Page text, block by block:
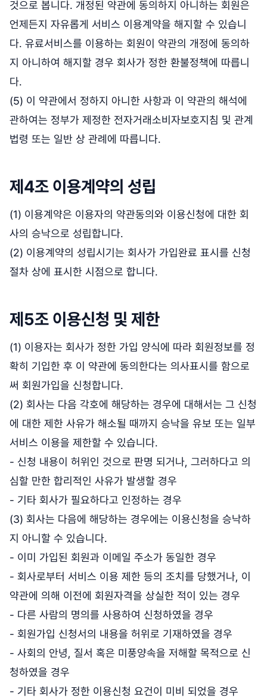
것으로 봅니다. 개정된 약관에 동의하지 아니하는 회원은
언제든지 자유롭게 서비스 이용계약을 해지할 수 있습니
다. 유료서비스를 이용하는 회원이 약관의 개정에 동의하
지 아니하여 해지할 경우 회사가 정한 환불정책에 따릅니
다.
(5) 이 약관에서 정하지 아니한 사항과 이 약관의 해석에
관하여는 정부가 제정한 전자거래소비자보호지침 및 관계
법령 또는 일반 상 관례에 따릅니다.
제4조 이용계약의 성립
(1) 이용계약은 이용자의 약관동의와 이용신청에 대한 회
사의 승낙으로 성립합니다.
(2) 이용계약의 성립시기는 회사가 가입완료 표시를 신청
절차 상에 표시한 시점으로 합니다.
제5조 이용신청 및 제한
(1) 이용자는 회사가 정한 가입 양식에 따라 회원정보를 정
확히 기입한 후 이 약관에 동의한다는 의사표시를 함으로
써 회원가입을 신청합니다.
(2) 회사는 다음 각호에 해당하는 경우에 대해서는 그 신청
에 대한 제한 사유가 해소될 때까지 승낙을 유보 또는 일부
서비스 이용을 제한할 수 있습니다.
- 신청 내용이 허위인 것으로 판명 되거나, 그러하다고 의
심할 만한 합리적인 사유가 발생할 경우
- 기타 회사가 필요하다고 인정하는 경우
(3) 회사는 다음에 해당하는 경우에는 이용신청을 승낙하
지 아니할 수 있습니다.
- 이미 가입된 회원과 이메일 주소가 동일한 경우
- 회사로부터 서비스 이용 제한 등의 조치를 당했거나, 이
약관에 의해 이전에 회원자격을 상실한 적이 있는 경우
- 다른 사람의 명의를 사용하여 신청하였을 경우
- 회원가입 신청서의 내용을 허위로 기재하였을 경우
- 사회의 안녕, 질서 혹은 미풍양속을 저해할 목적으로 신
청하였을 경우
- 기타 회사가 정한 이용신청 요건이 미비 되었을 경우